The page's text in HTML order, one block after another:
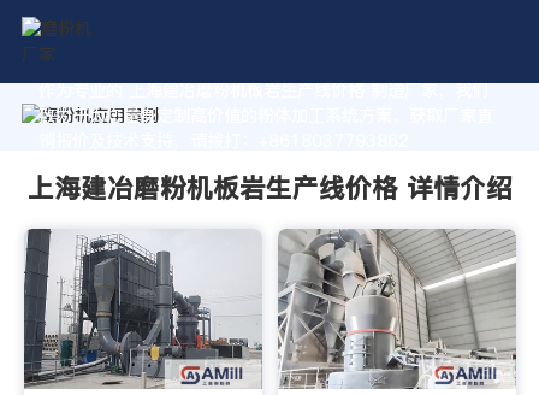
作为专业的 上海建冶磨粉机板岩生产线价格 制造厂家，我们
致力于为您量身定制高价值的粉体加工系统方案。获取厂家直
上海建冶磨粉机板岩生产线价格 详情介绍